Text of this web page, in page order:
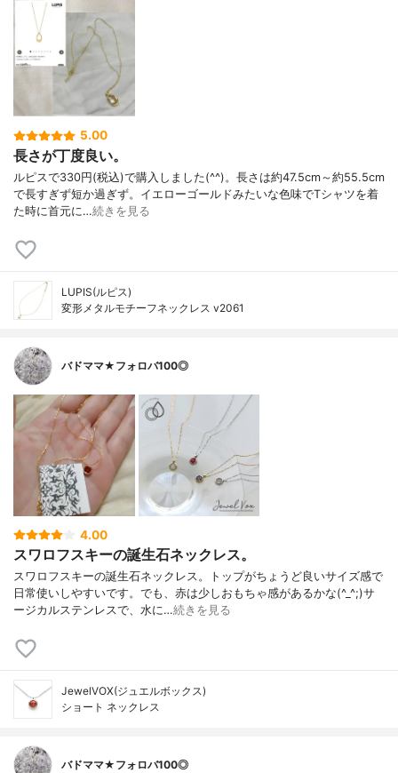
5.00
長さが丁度良い。
ルピスで330円(税込)で購入しました(^^)。長さは約47.5cm～約55.5cm
で長すぎず短か過ぎず。イエローゴールドみたいな色味でTシャツを着
た時に首元に…続きを見る
LUPIS(ルピス)
変形メタルモチーフネックレス v2061
バドママ★フォロバ100◎
4.00
スワロフスキーの誕生石ネックレス。
スワロフスキーの誕生石ネックレス。トップがちょうど良いサイズ感で
日常使いしやすいです。でも、赤は少しおもちゃ感があるかな(^_^;)サ
ージカルステンレスで、水に…続きを見る
JewelVOX(ジュエルボックス)
ショート ネックレス
バドママ★フォロバ100◎